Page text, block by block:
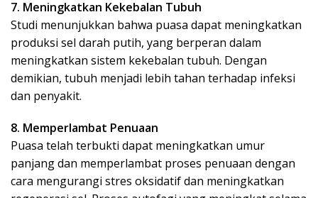
7. Meningkatkan Kekebalan Tubuh
Studi menunjukkan bahwa puasa dapat meningkatkan
produksi sel darah putih, yang berperan dalam
meningkatkan sistem kekebalan tubuh. Dengan
demikian, tubuh menjadi lebih tahan terhadap infeksi
dan penyakit.
8. Memperlambat Penuaan
Puasa telah terbukti dapat meningkatkan umur
panjang dan memperlambat proses penuaan dengan
cara mengurangi stres oksidatif dan meningkatkan